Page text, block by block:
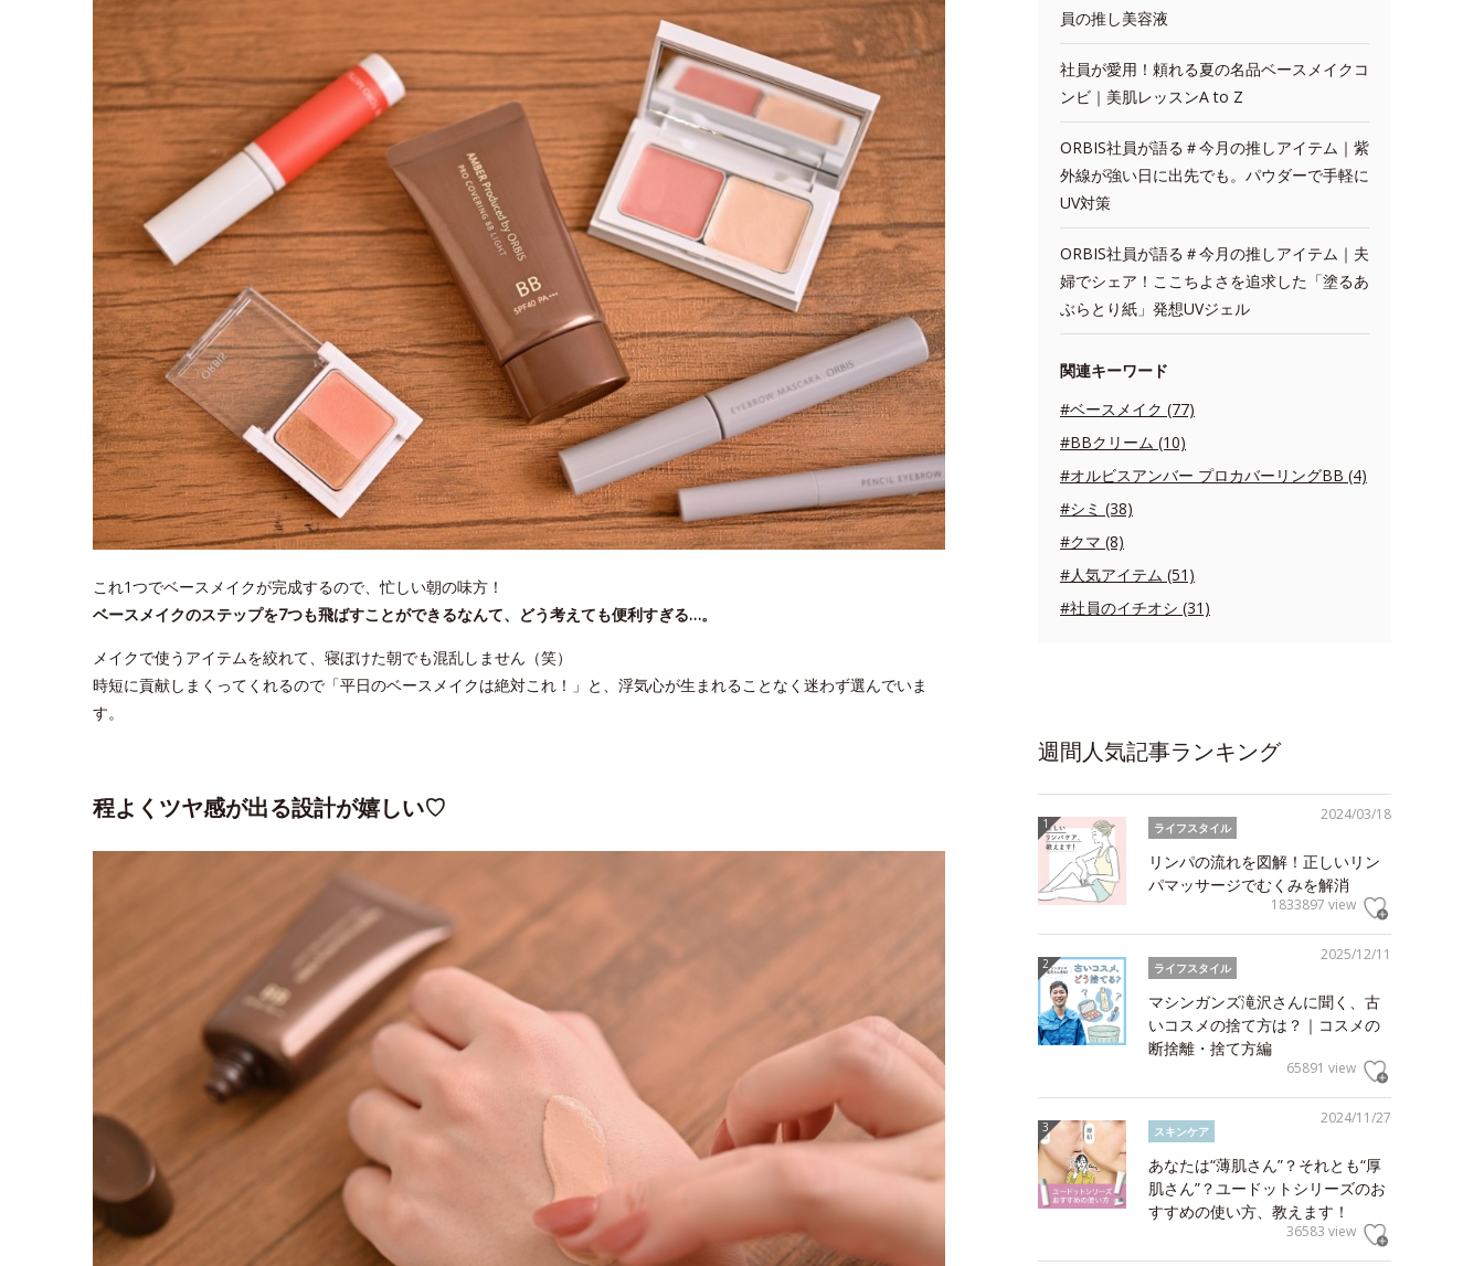
これ1つでベースメイクが完成するので、忙しい朝の味方！
ベースメイクのステップを7つも飛ばすことができるなんて、どう考えても便利すぎる…。
メイクで使うアイテムを絞れて、寝ぼけた朝でも混乱しません（笑）
時短に貢献しまくってくれるので「平日のベースメイクは絶対これ！」と、浮気心が生まれることなく迷わず選んでいま
す。
程よくツヤ感が出る設計が嬉しい♡
員の推し美容液
社員が愛用！頼れる夏の名品ベースメイクコ
ンビ｜美肌レッスンA to Z
ORBIS社員が語る＃今月の推しアイテム｜紫
外線が強い日に出先でも。パウダーで手軽に
UV対策
ORBIS社員が語る＃今月の推しアイテム｜夫
婦でシェア！ここちよさを追求した「塗るあ
ぶらとり紙」発想UVジェル
関連キーワード
#ベースメイク (77)
#BBクリーム (10)
#オルビスアンバー プロカバーリングBB (4)
#シミ (38)
#クマ (8)
#人気アイテム (51)
#社員のイチオシ (31)
週間人気記事ランキング
2024/03/18
ライフスタイル
リンパの流れを図解！正しいリン
パマッサージでむくみを解消
1833897 view
2025/12/11
ライフスタイル
マシンガンズ滝沢さんに聞く、古
いコスメの捨て方は？｜コスメの
断捨離・捨て方編
65891 view
2024/11/27
スキンケア
あなたは“薄肌さん”？それとも“厚
肌さん”？ユードットシリーズのお
すすめの使い方、教えます！
36583 view